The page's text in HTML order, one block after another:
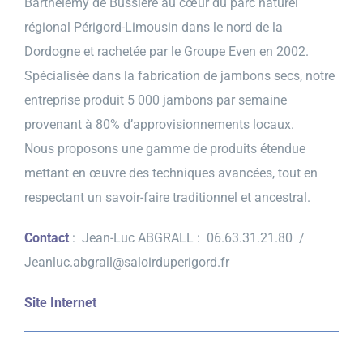
Prendre contact
régional Périgord-Limousin dans le nord de la
Dordogne et rachetée par le Groupe Even en 2002.
Spécialisée dans la fabrication de jambons secs, notre
entreprise produit 5 000 jambons par semaine
provenant à 80% d’approvisionnements locaux.
Nous proposons une gamme de produits étendue
mettant en œuvre des techniques avancées, tout en
respectant un savoir-faire traditionnel et ancestral.
Contact: Jean-Luc ABGRALL : 06.63.31.21.80 /
Jeanluc.abgrall@saloirduperigord.fr
Site Internet